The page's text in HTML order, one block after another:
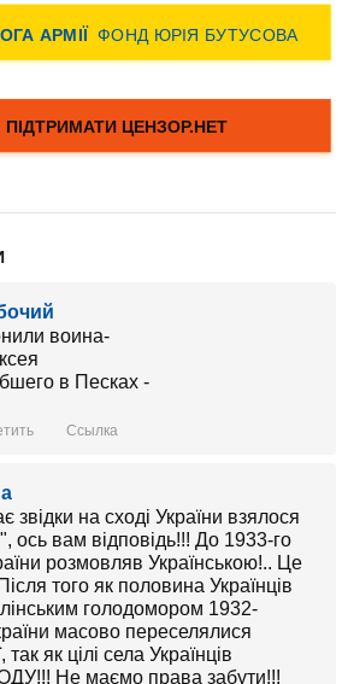
Ссылка
звідки на сході України взялося
ось вам відповідь!!! До 1933-го
розмовляв Українською!.. Це
того як половина Українців
голодомором 1932-
масово переселялися
так як цілі села Українців
Не маємо права забути!!!